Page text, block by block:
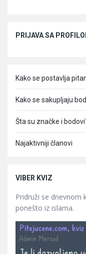
PRIJAVA SA
Kako se postavlja
Kako se sakupljaju
Šta su značke i
Najaktivniji članovi
VIBER KVIZ
Pridruži se dnevnom
ponešto iz islama.